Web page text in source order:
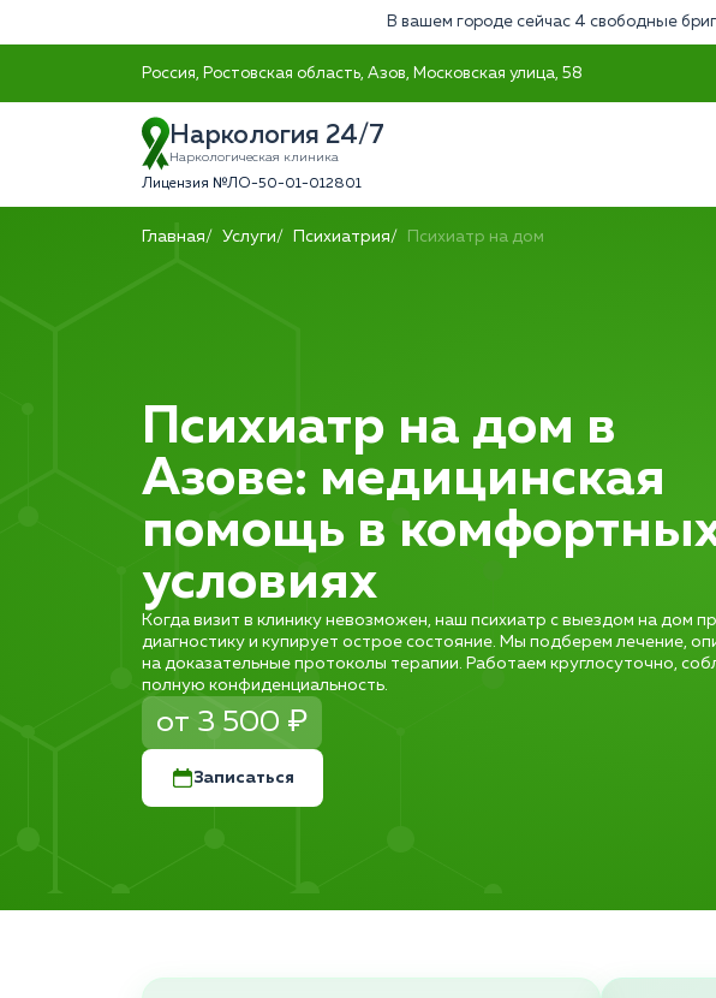
В вашем городе сейчас 4 свободные
Россия, Ростовская область, Азов, Московская улица, 58
Наркология 24/7
Наркологическая клиника
Лицензия №ЛО-50-01-012801
Главная Услуги Психиатрия Психиатр на дом
Психиатр на дом в
Азове: медицинская
помощь в
условиях
Когда визит в клинику невозможен, наш психиатр с выездом на дом
диагностику и купирует острое состояние. Мы подберем лечение,
на доказательные протоколы терапии. Работаем круглосуточно,
полную конфиденциальность.
от 3 500 ₽
Записаться